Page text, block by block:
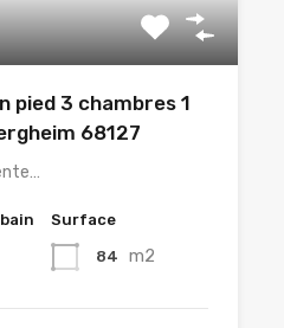
pied 3 chambres 1
68127
Surface
84 m2